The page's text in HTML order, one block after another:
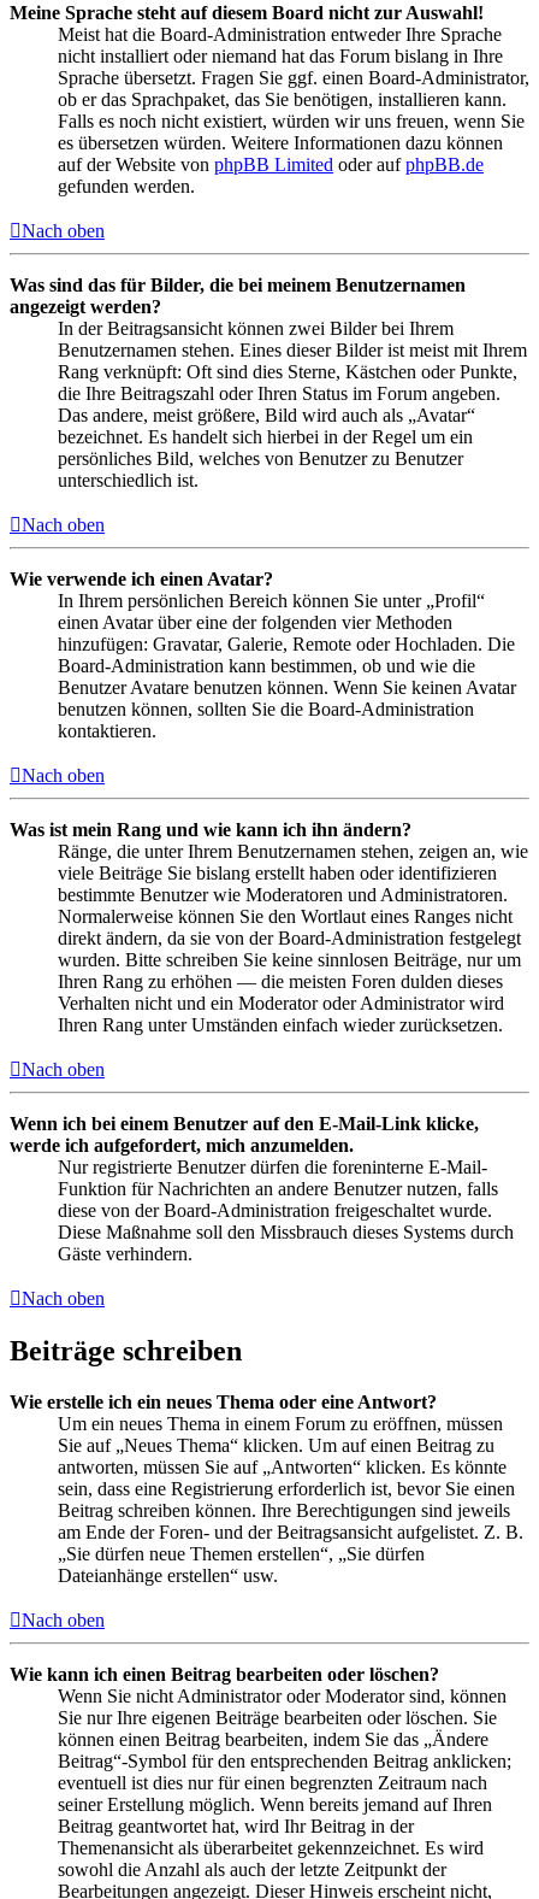
Meine Sprache steht auf diesem Board nicht zur Auswahl!
Meist hat die Board-Administration entweder Ihre Sprache
nicht installiert oder niemand hat das Forum bislang in Ihre
Sprache übersetzt. Fragen Sie ggf. einen Board-Administrator,
ob er das Sprachpaket, das Sie benötigen, installieren kann.
Falls es noch nicht existiert, würden wir uns freuen, wenn Sie
es übersetzen würden. Weitere Informationen dazu können
auf der Website von phpBB Limited oder aufphpBB.de
gefunden werden.
Nach oben
Was sind das für Bilder, die bei meinem Benutzernamen
angezeigt werden?
In der Beitragsansicht können zwei Bilder bei Ihrem
Benutzernamen stehen. Eines dieser Bilder ist meist mit Ihrem
Rang verknüpft: Oft sind dies Sterne, Kästchen oder Punkte,
die Ihre Beitragszahl oder Ihren Status im Forum angeben.
Das andere, meist größere, Bild wird auch als „Avatar“
bezeichnet. Es handelt sich hierbei in der Regel um ein
persönliches Bild, welches von Benutzer zu Benutzer
unterschiedlich ist.
Nach oben
Wie verwende ich einen Avatar?
In Ihrem persönlichen Bereich können Sie unter „Profil“
einen Avatar über eine der folgenden vier Methoden
hinzufügen: Gravatar, Galerie, Remote oder Hochladen. Die
Board-Administration kann bestimmen, ob und wie die
Benutzer Avatare benutzen können. Wenn Sie keinen Avatar
benutzen können, sollten Sie die Board-Administration
kontaktieren.
Nach oben
Was ist mein Rang und wie kann ich ihn ändern?
Ränge, die unter Ihrem Benutzernamen stehen, zeigen an, wie
viele Beiträge Sie bislang erstellt haben oder identifizieren
bestimmte Benutzer wie Moderatoren und Administratoren.
Normalerweise können Sie den Wortlaut eines Ranges nicht
direkt ändern, da sie von der Board-Administration festgelegt
wurden. Bitte schreiben Sie keine sinnlosen Beiträge, nur um
Ihren Rang zu erhöhen — die meisten Foren dulden dieses
Verhalten nicht und ein Moderator oder Administrator wird
Ihren Rang unter Umständen einfach wieder zurücksetzen.
Nach oben
Wenn ich bei einem Benutzer auf den E-Mail-Link klicke,
werde ich aufgefordert, mich anzumelden.
Nur registrierte Benutzer dürfen die foreninterne E-Mail-
Funktion für Nachrichten an andere Benutzer nutzen, falls
diese von der Board-Administration freigeschaltet wurde.
Diese Maßnahme soll den Missbrauch dieses Systems durch
Gäste verhindern.
Nach oben
Beiträge schreiben
Wie erstelle ich ein neues Thema oder eine Antwort?
Um ein neues Thema in einem Forum zu eröffnen, müssen
Sie auf „Neues Thema“ klicken. Um auf einen Beitrag zu
antworten, müssen Sie auf „Antworten“ klicken. Es könnte
sein, dass eine Registrierung erforderlich ist, bevor Sie einen
Beitrag schreiben können. Ihre Berechtigungen sind jeweils
am Ende der Foren- und der Beitragsansicht aufgelistet. Z. B.
„Sie dürfen neue Themen erstellen“, „Sie dürfen
Dateianhänge erstellen“ usw.
Nach oben
Wie kann ich einen Beitrag bearbeiten oder löschen?
Wenn Sie nicht Administrator oder Moderator sind, können
Sie nur Ihre eigenen Beiträge bearbeiten oder löschen. Sie
können einen Beitrag bearbeiten, indem Sie das „Ändere
Beitrag“-Symbol für den entsprechenden Beitrag anklicken;
eventuell ist dies nur für einen begrenzten Zeitraum nach
seiner Erstellung möglich. Wenn bereits jemand auf Ihren
Beitrag geantwortet hat, wird Ihr Beitrag in der
Themenansicht als überarbeitet gekennzeichnet. Es wird
sowohl die Anzahl als auch der letzte Zeitpunkt der
Bearbeitungen angezeigt. Dieser Hinweis erscheint nicht,